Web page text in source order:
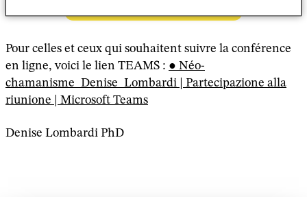
Pour celles et ceux qui souhaitent suivre la conférence
en ligne, voici le lien TEAMS :
Néo-
chamanisme_Denise_Lombardi | Partecipazione alla
riunione | Microsoft Teams
Denise Lombardi PhD